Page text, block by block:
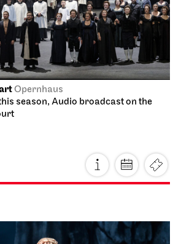
Opernhaus
season, Audio broadcast on the